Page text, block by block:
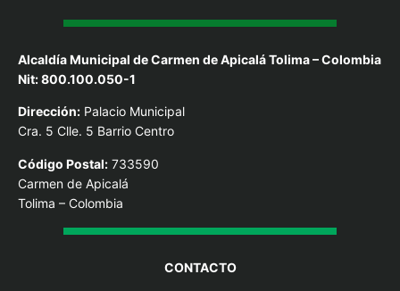
Alcaldía Municipal de Carmen de Apicalá Tolima – Colombia
Nit: 800.100.050-1
Dirección: Palacio Municipal
Cra. 5 Clle. 5 Barrio Centro
Código Postal: 733590
Carmen de Apicalá
Tolima – Colombia
CONTACTO